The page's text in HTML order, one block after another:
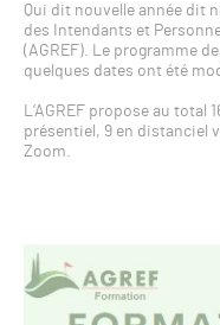
Qui dit nouvelle année dit
des Intendants et
(AGREF). Le programme
quelques dates ont été
L’AGREF propose au total
présentiel, 9 en distanciel
Zoom.